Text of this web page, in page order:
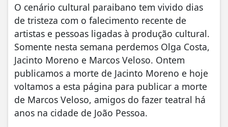
O cenário cultural paraibano tem vivido dias
de tristeza com o falecimento recente de
artistas e pessoas ligadas à produção cultural.
Somente nesta semana perdemos Olga Costa,
Jacinto Moreno e Marcos Veloso. Ontem
publicamos a morte de Jacinto Moreno e hoje
voltamos a esta página para publicar a morte
de Marcos Veloso, amigos do fazer teatral há
anos na cidade de João Pessoa.